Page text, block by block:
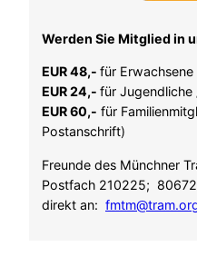
Werden Sie Mitglied in
EUR 48,- für Erwachsene
EUR 24,- für Jugendliche
EUR 60,- für
Postanschrift)
Freunde des Münchner
Postfach 210225;
direkt an: